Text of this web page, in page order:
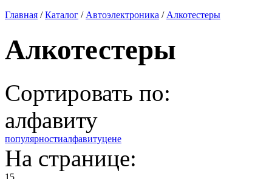
Главная /Каталог / Автоэлектроника / Алкотестеры
Алкотестеры
Сортировать по:
алфавиту
популярностиалфавитуцене
На странице:
15